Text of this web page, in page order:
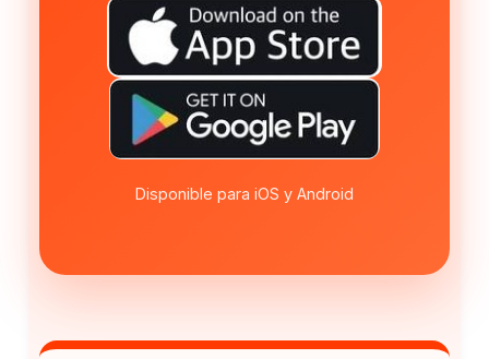
Disponible para iOS y Android